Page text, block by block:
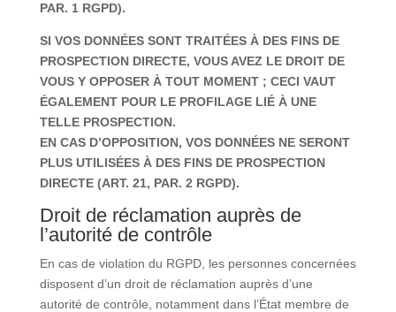
PAR. 1 RGPD).
SI VOS DONNÉES SONT TRAITÉES À DES FINS DE
PROSPECTION DIRECTE, VOUS AVEZ LE DROIT DE
VOUS Y OPPOSER À TOUT MOMENT ; CECI VAUT
ÉGALEMENT POUR LE PROFILAGE LIÉ À UNE
TELLE PROSPECTION.
EN CAS D’OPPOSITION, VOS DONNÉES NE SERONT
PLUS UTILISÉES À DES FINS DE PROSPECTION
DIRECTE (ART. 21, PAR. 2 RGPD).
Droit de réclamation auprès de
l’autorité de contrôle
En cas de violation du RGPD, les personnes concernées
disposent d’un droit de réclamation auprès d’une
autorité de contrôle, notamment dans l’État membre de